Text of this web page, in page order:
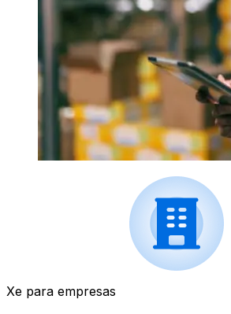
Xe para empresas